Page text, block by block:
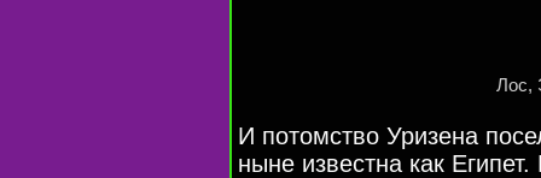
Лос,
И потомство Уризена
ныне известна как